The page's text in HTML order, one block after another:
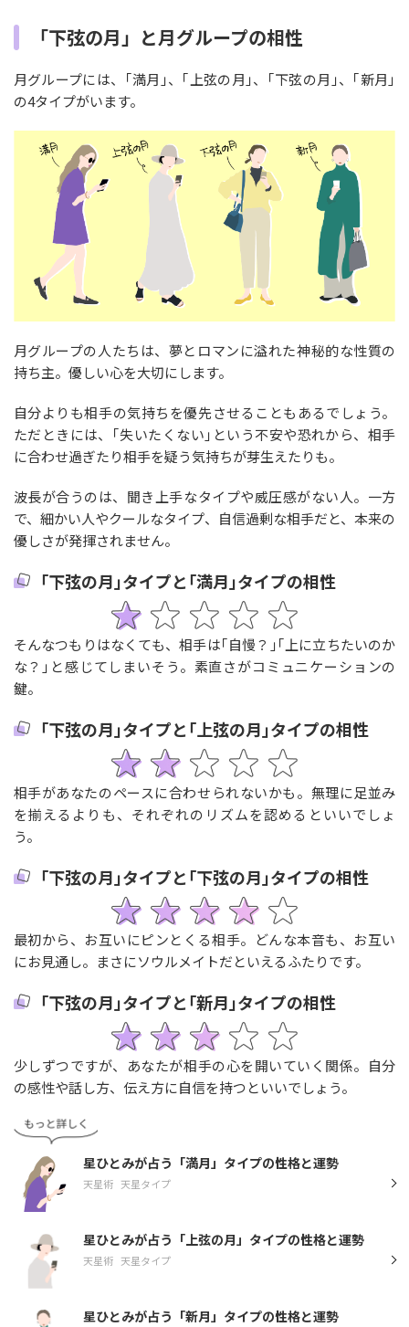
「下弦の月」と月グループの相性
月グループには、｢満月｣、｢上弦の月｣、｢下弦の月｣、｢新月｣
の4タイプがいます。
月グループの人たちは、夢とロマンに溢れた神秘的な性質の
持ち主。優しい心を大切にします。
自分よりも相手の気持ちを優先させることもあるでしょう。
ただときには、｢失いたくない｣という不安や恐れから、相手
に合わせ過ぎたり相手を疑う気持ちが芽生えたりも。
波長が合うのは、聞き上手なタイプや威圧感がない人。一方
で、細かい人やクールなタイプ、自信過剰な相手だと、本来の
優しさが発揮されません。
｢下弦の月｣タイプと｢満月｣タイプの相性
そんなつもりはなくても、相手は｢自慢？｣｢上に立ちたいのか
な？｣と感じてしまいそう。素直さがコミュニケーションの
鍵。
｢下弦の月｣タイプと｢上弦の月｣タイプの相性
相手があなたのペースに合わせられないかも。無理に足並み
を揃えるよりも、それぞれのリズムを認めるといいでしょ
う。
｢下弦の月｣タイプと｢下弦の月｣タイプの相性
最初から、お互いにピンとくる相手。どんな本音も、お互い
にお見通し。まさにソウルメイトだといえるふたりです。
｢下弦の月｣タイプと｢新月｣タイプの相性
少しずつですが、あなたが相手の心を開いていく関係。自分
の感性や話し方、伝え方に自信を持つといいでしょう。
星ひとみが占う「満月」タイプの性格と運勢
天星術 天星タイプ
星ひとみが占う「上弦の月」タイプの性格と運勢
天星術 天星タイプ
星ひとみが占う「新月」タイプの性格と運勢